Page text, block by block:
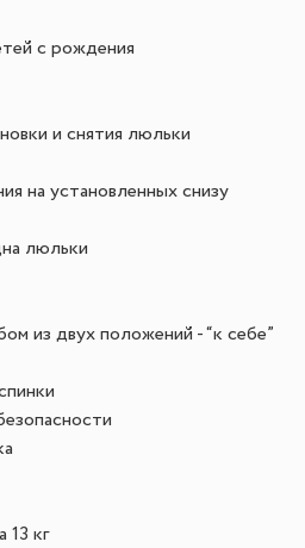
с рождения
и снятия люльки
на установленных снизу
люльки
из двух положений - “к себе”
13 кг